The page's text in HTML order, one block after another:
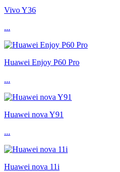
Vivo Y36
...
Huawei Enjoy P60 Pro
...
Huawei nova Y91
...
Huawei nova 11i